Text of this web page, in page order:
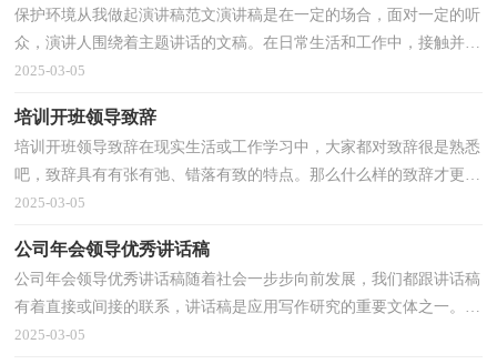
保护环境从我做起演讲稿范文演讲稿是在一定的场合，面对一定的听
众，演讲人围绕着主题讲话的文稿。在日常生活和工作中，接触并使
用演讲稿的人越来越多，相信写演讲稿是一个让许多人...
2025-03-05
培训开班领导致辞
培训开班领导致辞在现实生活或工作学习中，大家都对致辞很是熟悉
吧，致辞具有有张有弛、错落有致的特点。那么什么样的致辞才更具
感染力呢？下面是小编为大家整理的培训开班领导致...
2025-03-05
公司年会领导优秀讲话稿
公司年会领导优秀讲话稿随着社会一步步向前发展，我们都跟讲话稿
有着直接或间接的联系，讲话稿是应用写作研究的重要文体之一。那
么讲话稿一般是怎么写的呢？下面是小编为大家收集...
2025-03-05